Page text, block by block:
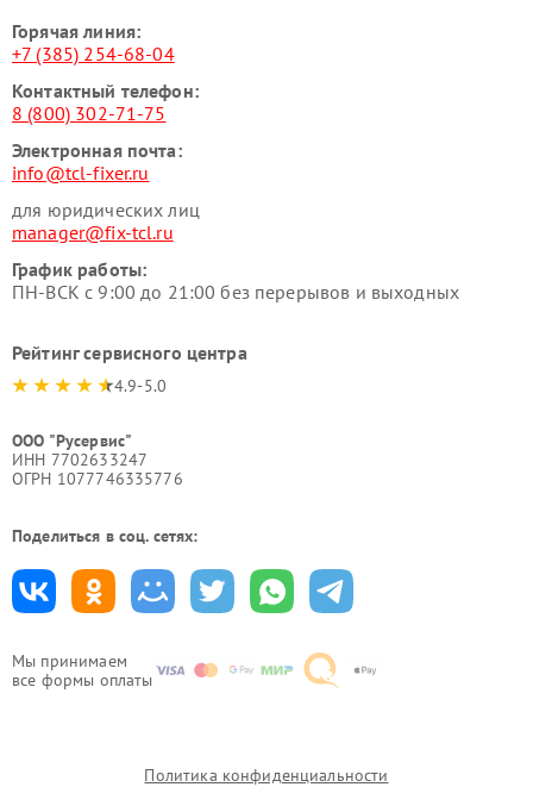
Мы принимаем
все формы оплаты
Горячая линия:
+7 (385) 254-68-04
Контактный телефон:
8 (800) 302-71-75
Электронная почта:
info@tcl-fixer.ru
для юридических лиц
manager@fix-tcl.ru
График работы:
ПН-ВСК с 9:00 до 21:00 без перерывов и выходных
Рейтинг сервисного центра
4.9-5.0
ООО "Русервис"
ИНН 7702633247
ОГРН 1077746335776
Поделиться в соц. сетях:
Политика конфиденциальности